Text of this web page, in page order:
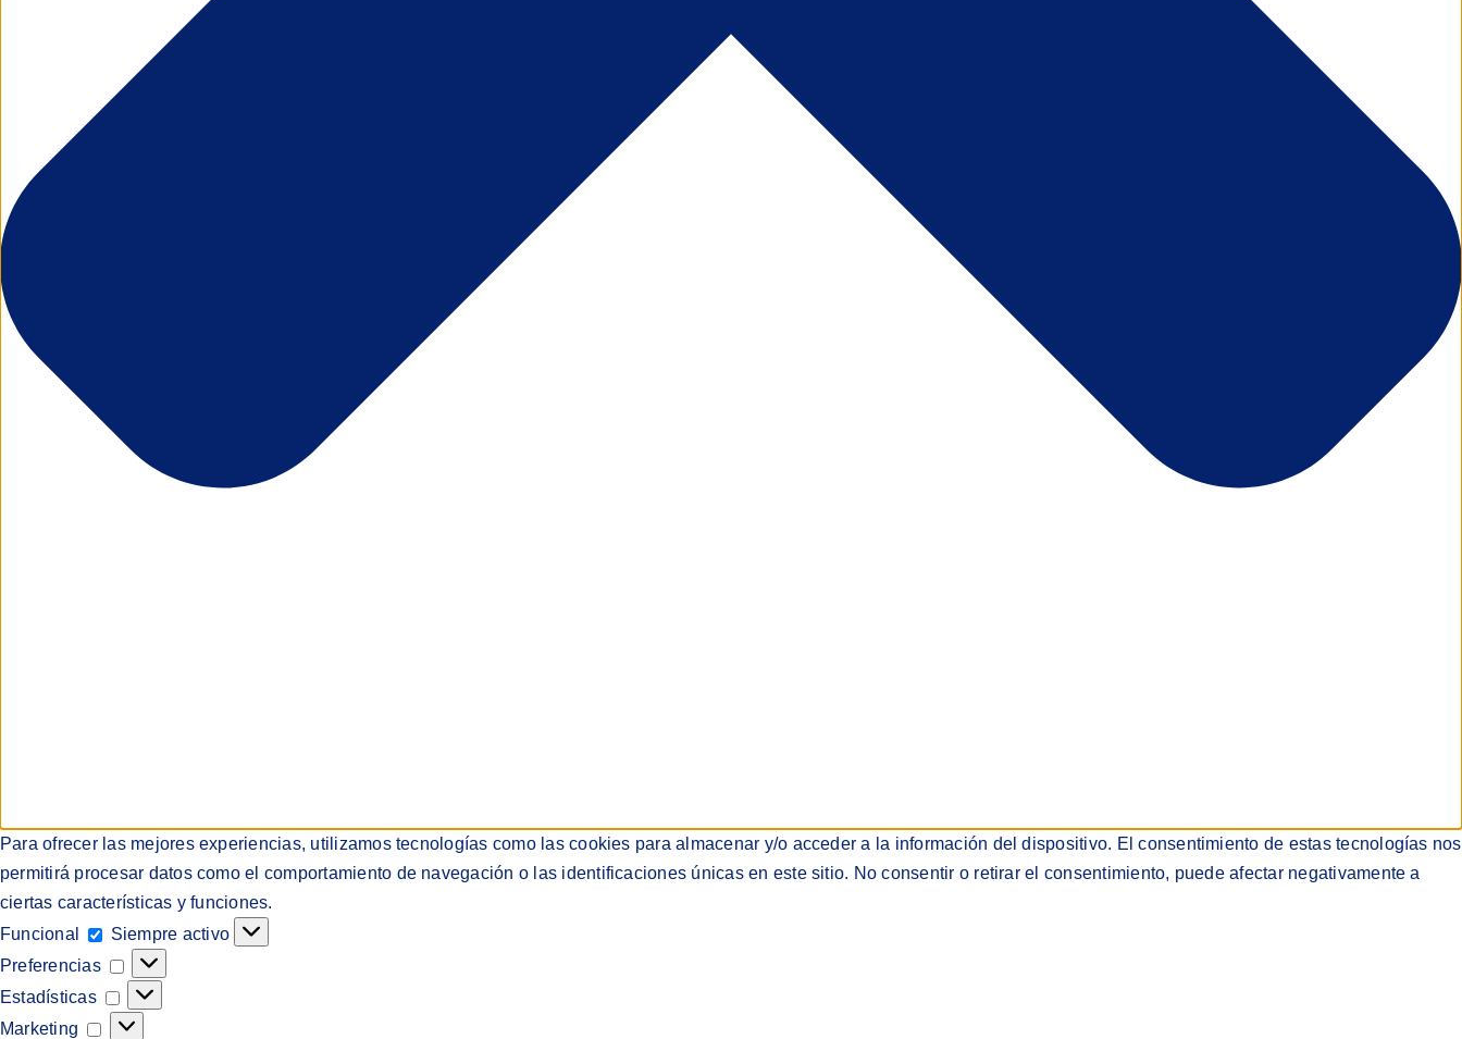
Para ofrecer las mejores experiencias, utilizamos tecnologías como las cookies para almacenar y/o acceder a la información del dispositivo. El consentimiento de estas tecnologías nos
permitirá procesar datos como el comportamiento de navegación o las identificaciones únicas en este sitio. No consentir o retirar el consentimiento, puede afectar negativamente a
ciertas características y funciones.
Funcional
Funcional
Siempre activo
Preferencias
Preferencias
Estadísticas
Estadísticas
Marketing
Marketing